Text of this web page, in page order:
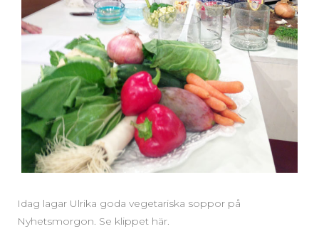
Idag lagar Ulrika goda vegetariska soppor på
Nyhetsmorgon. Se klippet här.